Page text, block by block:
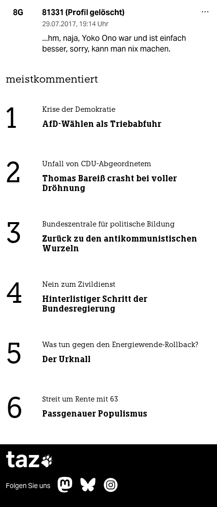
8G 81331 (Profil gelöscht)
29.07.2017, 19:14 Uhr
...hm, naja, Yoko Ono war und ist einfach
besser, sorry, kann man nix machen.
meistkommentiert
1 Krise der Demokratie
AfD-Wählen als Triebabfuhr
2 Unfall von CDU-Abgeordnetem
Thomas Bareiß crasht bei voller
Dröhnung
3 Bundeszentrale für politische Bildung
Zurück zu den antikommunistischen
Wurzeln
4 Nein zum Zivildienst
Hinterlistiger Schritt der
Bundesregierung
5 Was tun gegen den Energiewende-Rollback?
Der Urknall
6 Streit um Rente mit 63
Passgenauer Populismus
taz
Folgen Sie uns